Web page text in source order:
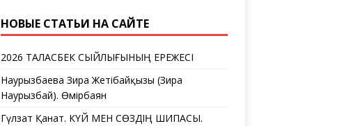
НОВЫЕ СТАТЬИ НА САЙТЕ
2026 ТАЛАСБЕК СЫЙЛЫҒЫНЫҢ ЕРЕЖЕСІ
Наурызбаева Зира Жетібайқызы (Зира
Наурызбай). Өмірбаян
Гүлзат Қанат. КҮЙ МЕН СӨЗДІҢ ШИПАСЫ.